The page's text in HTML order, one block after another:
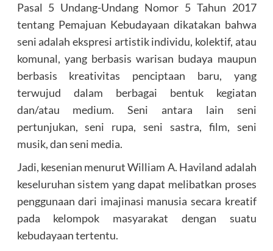
Pasal 5 Undang-Undang Nomor 5 Tahun 2017
tentang Pemajuan Kebudayaan dikatakan bahwa
seni adalah ekspresi artistik individu, kolektif, atau
komunal, yang berbasis warisan budaya maupun
berbasis kreativitas penciptaan baru, yang
terwujud dalam berbagai bentuk kegiatan
dan/atau medium. Seni antara lain seni
pertunjukan, seni rupa, seni sastra, film, seni
musik, dan seni media.
Jadi, kesenian menurut William A. Haviland adalah
keseluruhan sistem yang dapat melibatkan proses
penggunaan dari imajinasi manusia secara kreatif
pada kelompok masyarakat dengan suatu
kebudayaan tertentu.